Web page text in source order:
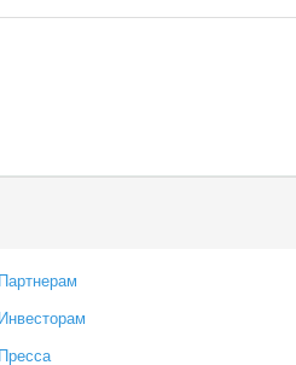
Партнерам
Инвесторам
Пресса